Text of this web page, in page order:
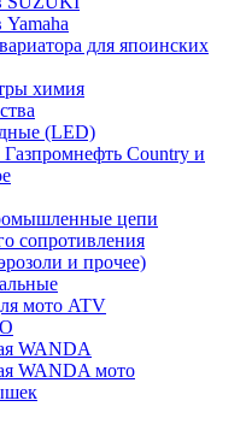
Yamaha
для япоинских
химия
(LED)
Country и
цепи
сопротивления
и прочее)
мото ATV
WANDA
WANDA мото